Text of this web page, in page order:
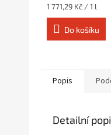
Měrná
cena:
1 771,29 Kč / 1 l
Do košíku
Popis
Detailní